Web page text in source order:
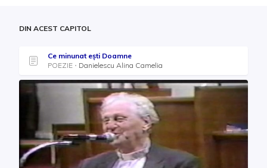
DIN ACEST CAPITOL
Ce minunat ești Doamne
POEZIE
Danielescu Alina Camelia